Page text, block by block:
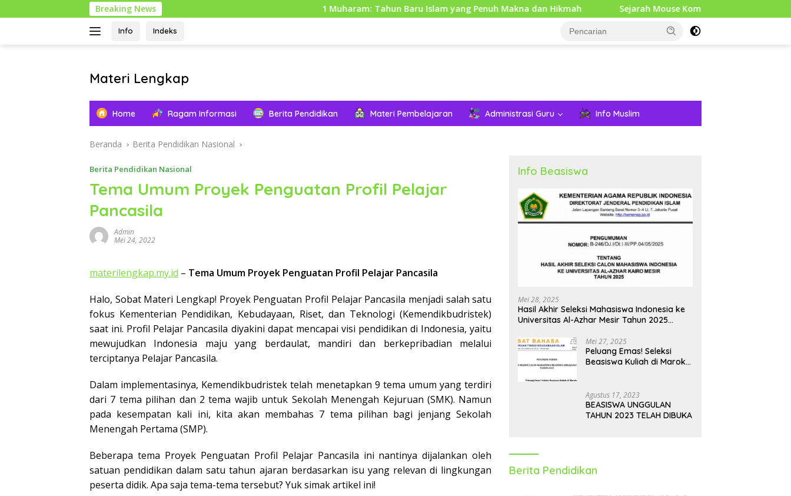
ke
Breaking News 1 Muharam: Tahun Baru Islam yang Penuh Makna dan Hikmah Sejarah Mouse Komputer: Dari Penemuan Awal hingga
Info Indeks
Materi Lengkap
Pendidikan
Lengkap
Home Ragam Informasi Berita Pendidikan Materi Pembelajaran Administrasi Guru Info Muslim
Beranda Berita Pendidikan Nasional
Berita Pendidikan Nasional
Tema Umum Proyek Penguatan Profil Pelajar
Pancasila
Admin
Mei 24, 2022
materilengkap.my.id – Tema Umum Proyek Penguatan Profil Pelajar Pancasila
Halo, Sobat Materi Lengkap! Proyek Penguatan Profil Pelajar Pancasila menjadi salah satu
fokus Kementerian Pendidikan, Kebudayaan, Riset, dan Teknologi (Kemendikbudristek)
saat ini. Profil Pelajar Pancasila diyakini dapat mencapai visi pendidikan di Indonesia, yaitu
mewujudkan Indonesia maju yang berdaulat, mandiri dan berkepribadian melalui
terciptanya Pelajar Pancasila.
Dalam implementasinya, Kemendikbudristek telah menetapkan 9 tema umum yang terdiri
dari 7 tema pilihan dan 2 tema wajib untuk Sekolah Menengah Kejuruan (SMK). Namun
pada kesempatan kali ini, kita akan membahas 7 tema pilihan bagi jenjang Sekolah
Menengah Pertama (SMP).
Beberapa tema Proyek Penguatan Profil Pelajar Pancasila ini nantinya dijalankan oleh
satuan pendidikan dalam satu tahun ajaran berdasarkan isu yang relevan di lingkungan
peserta didik. Apa saja tema-tema tersebut? Yuk simak artikel ini!
Info Beasiswa
Mei 28, 2025
Hasil Akhir Seleksi Mahasiswa Indonesia ke
Universitas Al-Azhar Mesir Tahun 2025
Mei 27, 2025
Peluang Emas! Seleksi
Beasiswa Kuliah di Maroko
Agustus 17, 2023
BEASISWA UNGGULAN
TAHUN 2023 TELAH DIBUKA
Berita Pendidikan